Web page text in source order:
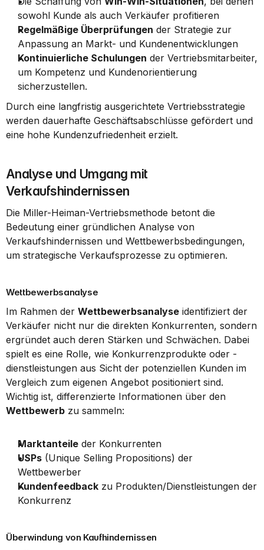
sowohl Kunde als auch Verkäufer profitieren
Regelmäßige Überprüfungen der Strategie zur
Anpassung an Markt- und Kundenentwicklungen
Kontinuierliche Schulungen der Vertriebsmitarbeiter,
um Kompetenz und Kundenorientierung
sicherzustellen.
Durch eine langfristig ausgerichtete Vertriebsstrategie
werden dauerhafte Geschäftsabschlüsse gefördert und
eine hohe Kundenzufriedenheit erzielt.
Analyse und Umgang mit
Verkaufshindernissen
Die Miller-Heiman-Vertriebsmethode betont die
Bedeutung einer gründlichen Analyse von
Verkaufshindernissen und Wettbewerbsbedingungen,
um strategische Verkaufsprozesse zu optimieren.
Wettbewerbsanalyse
Im Rahmen der Wettbewerbsanalyse identifiziert der
Verkäufer nicht nur die direkten Konkurrenten, sondern
ergründet auch deren Stärken und Schwächen. Dabei
spielt es eine Rolle, wie Konkurrenzprodukte oder -
dienstleistungen aus Sicht der potenziellen Kunden im
Vergleich zum eigenen Angebot positioniert sind.
Wettbewerb zu sammeln:
Marktanteile der Konkurrenten
USPs (Unique Selling Propositions) der
Wettbewerber
Kundenfeedback zu Produkten/Dienstleistungen der
Konkurrenz
Überwindung von Kaufhindernissen